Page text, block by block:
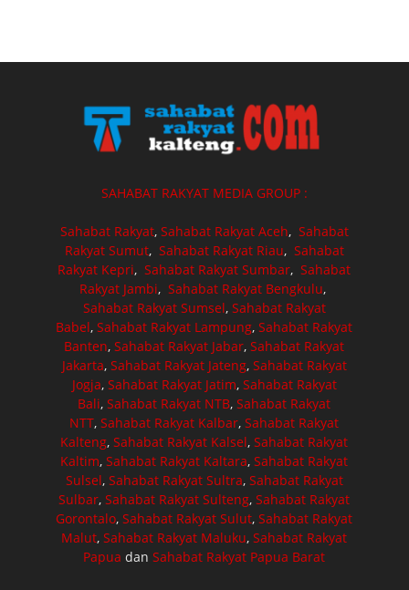
SAHABAT RAKYAT MEDIA GROUP :
Sahabat Rakyat, Sahabat Rakyat Aceh, Sahabat
Rakyat Sumut, Sahabat Rakyat Riau, Sahabat
Rakyat Kepri,Sahabat Rakyat Sumbar,Sahabat
Rakyat Jambi, Sahabat Rakyat Bengkulu,
Sahabat Rakyat Sumsel, Sahabat Rakyat
Babel,Sahabat Rakyat Lampung,Sahabat Rakyat
Banten,Sahabat Rakyat Jabar,Sahabat Rakyat
Jakarta, Sahabat Rakyat Jateng, Sahabat Rakyat
Jogja, Sahabat Rakyat Jatim, Sahabat Rakyat
Bali,Sahabat Rakyat NTB,Sahabat Rakyat
NTT,Sahabat Rakyat Kalbar,Sahabat Rakyat
Kalteng,Sahabat Rakyat Kalsel,Sahabat Rakyat
Kaltim,Sahabat Rakyat Kaltara,Sahabat Rakyat
Sulsel, Sahabat Rakyat Sultra, Sahabat Rakyat
Sulbar,Sahabat Rakyat Sulteng,Sahabat Rakyat
Gorontalo,Sahabat Rakyat Sulut,Sahabat Rakyat
Malut,Sahabat Rakyat Maluku,Sahabat Rakyat
Papua danSahabat Rakyat Papua Barat